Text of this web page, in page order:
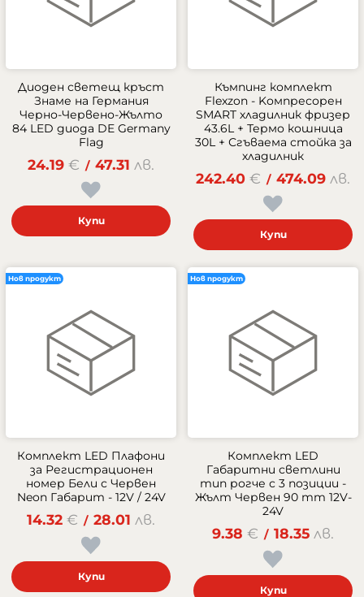
Диоден светещ кръст
Знаме на Германия
Черно-Червено-Жълто
84 LED диода DE Germany
Flag
24.19 € / 47.31 лв.
Купи
Къмпинг комплект
Flexzon - Kомпресорен
SMART хладилник фризер
43.6L + Термо кошница
30L + Сгъваема стойка за
хладилник
242.40 € / 474.09 лв.
Купи
Комплект LED Плафони
за Регистрационен
номер Бели с Червен
Neon Габарит - 12V / 24V
14.32 € / 28.01 лв.
Купи
Нов продукт
Комплект LED
Габаритни светлини
тип рогче с 3 позиции -
Жълт Червен 90 mm 12V-
24V
9.38 € / 18.35 лв.
Купи
Нов продукт